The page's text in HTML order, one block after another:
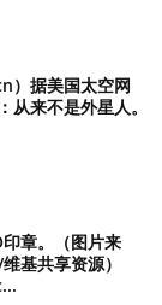
）据美国太空网
从来不是外星人。
章。（图片来
基共享资源）